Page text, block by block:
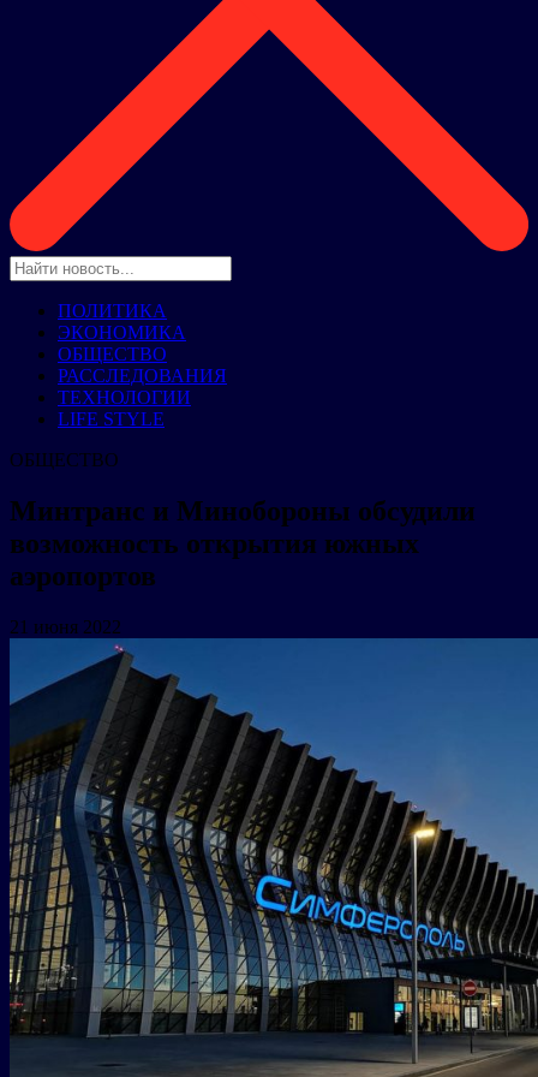
ПОЛИТИКА
ЭКОНОМИКА
ОБЩЕСТВО
РАССЛЕДОВАНИЯ
ТЕХНОЛОГИИ
LIFE STYLE
ОБЩЕСТВО
Минтранс и Минобороны обсудили
возможность открытия южных
аэропортов
21 июня 2022